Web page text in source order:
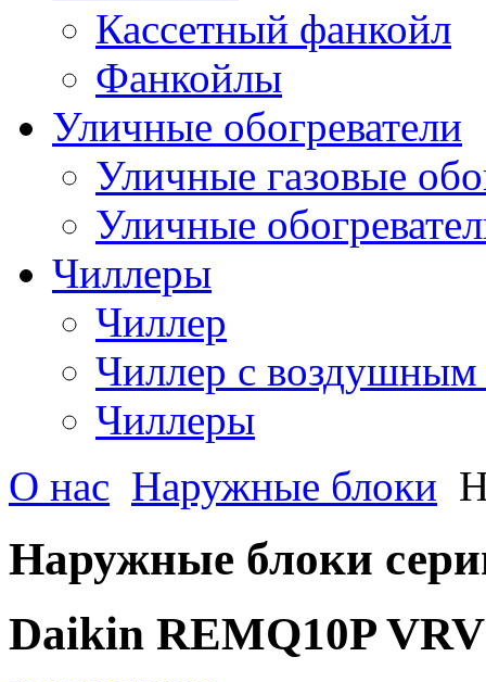
Кассетный фанкойл
Фанкойлы
Уличные обогреватели
Уличные газовые
Уличные
Чиллеры
Чиллер
Чиллер с воздушным
Чиллеры
О нас Наружные блоки
Наружные блоки
Daikin REMQ10P